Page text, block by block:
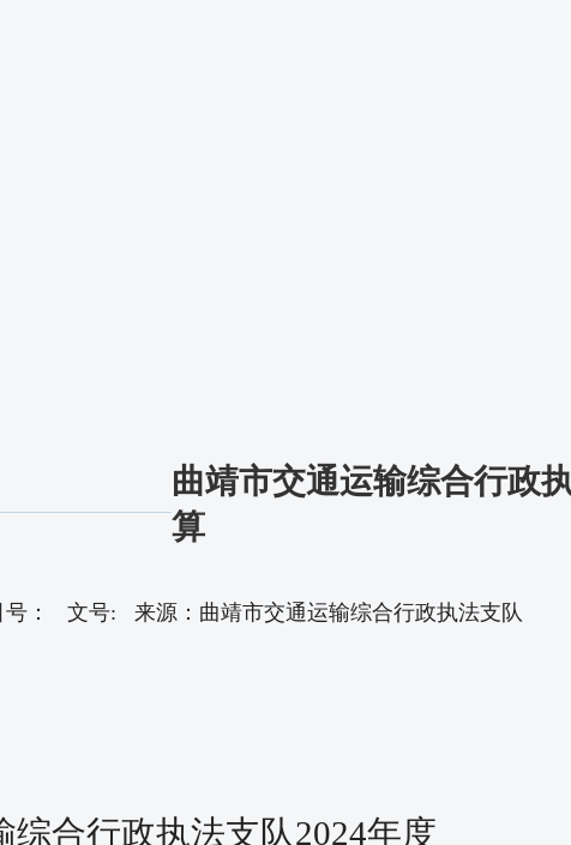
曲靖市交通运输综合行政
算
号： 文号: 来源：曲靖市交通运输综合行政执法支队
综合行政执法支队2024年度